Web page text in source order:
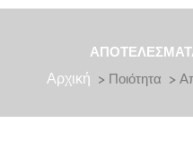
Αρχική > Ποιότητα >